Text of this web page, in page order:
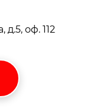
оф. 112